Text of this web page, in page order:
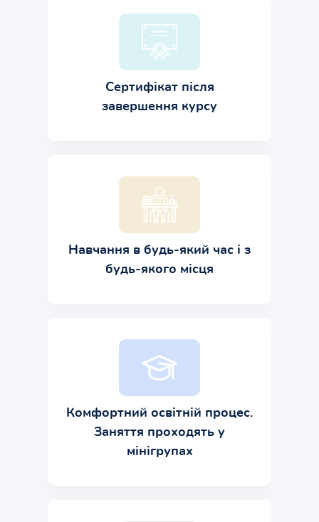
Сертифікат після
завершення курсу
Навчання в будь-який час і з
будь-якого місця
Комфортний освітній процес.
Заняття проходять у
мінігрупах